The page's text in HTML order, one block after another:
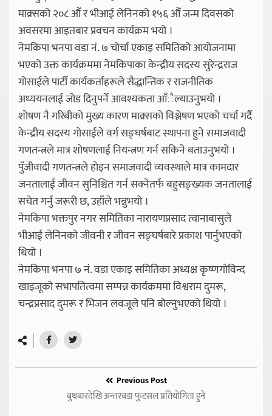
माक्र्सको २०८ औँ र भीआई लेनिनको १५६ औँ जन्म दिवसको
अवसरमा आइतबार प्रवचन कार्यक्रम भयो ।
नेमकिपा भनपा वडा नं. ७ चोर्चा एकाइ समितिको आयोजनामा
भएको उक्त कार्यक्रममा नेमकिपाका केन्द्रीय सदस्य सुरेन्द्रराज
गोसाईले पार्टी कार्यकर्ताहरूले सैद्धान्तिक र राजनीतिक
अध्ययनलाई जोड दिनुपर्ने आवश्यकता आँैल्याउनुभयो ।
शोषण नै गरिबीको मुख्य कारण माक्र्सको विश्लेषण भएको चर्चा गर्दै
केन्द्रीय सदस्य गोसाईले वर्ग सङ्घर्षबाट स्थापना हुने समाजवादी
गणतन्त्रले मात्र शोषणलाई नियन्त्रण गर्न सकिने बताउनुभयो ।
पुँजीवादी गणतन्त्रले होइन समाजवादी व्यवस्थाले मात्र कामदार
जनतालाई जीवन सुनिश्चित गर्न सक्नेतर्फ बहुसङ्ख्यक जनतालाई
सचेत गर्नु जरूरी छ, उहाँले भन्नुभयो ।
नेमकिपा भक्तपुर नगर समितिका नारायणप्रसाद त्वानाबासुले
भीआई लेनिनको जीवनी र जीवन सङ्घर्षबारे प्रकाश पार्नुभएको
थियो ।
नेमकिपा भनपा ७ नं. वडा एकाइ समितिका अध्यक्ष कृष्णगोविन्द
खाइजूको सभापतित्वमा सम्पन्न कार्यक्रममा विश्वराम दुमरू,
चन्द्रप्रसाद दुमरू र भिजन लवजूले पनि बोल्नुभएको थियो ।
Previous Post
बुधबारदेखि अन्तरवडा फुटसल प्रतियोगिता हुने